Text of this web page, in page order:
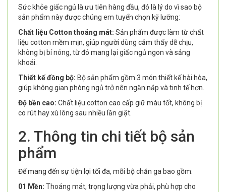
Sức khỏe giấc ngủ là ưu tiên hàng đầu, đó là lý do vì sao bộ
sản phẩm này được chúng em tuyển chọn kỹ lưỡng:
Chất liệu Cotton thoáng mát: Sản phẩm được làm từ chất
liệu cotton mềm mịn, giúp người dùng cảm thấy dễ chịu,
không bị bí nóng, từ đó mang lại giấc ngủ ngon và sảng
khoái.
Thiết kế đồng bộ: Bộ sản phẩm gồm 3 món thiết kế hài hòa,
giúp không gian phòng ngủ trở nên ngăn nắp và tinh tế hơn.
Độ bền cao: Chất liệu cotton cao cấp giữ màu tốt, không bị
co rút hay xù lông sau nhiều lần giặt.
2. Thông tin chi tiết bộ sản
phẩm
Để mang đến sự tiện lợi tối đa, mỗi bộ chăn ga bao gồm:
01 Mền: Thoáng mát, trọng lượng vừa phải, phù hợp cho